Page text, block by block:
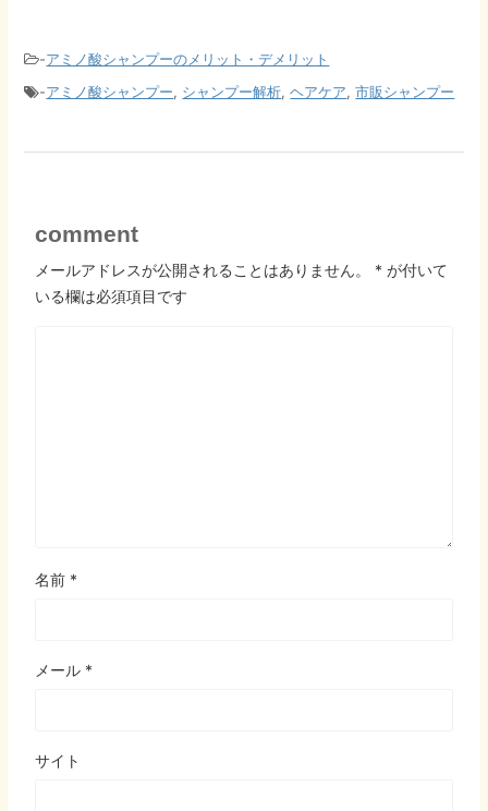
-アミノ酸シャンプーのメリット・デメリット
-アミノ酸シャンプー, シャンプー解析,ヘアケア,市販シャンプー
comment
メールアドレスが公開されることはありません。 * が付いて
いる欄は必須項目です
名前 *
メール *
サイト